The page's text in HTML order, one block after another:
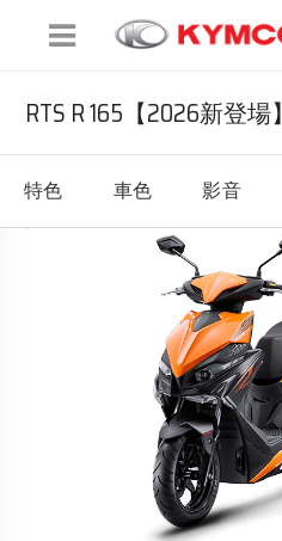
RTS R 165【2026新登場】
特色 車色 影音